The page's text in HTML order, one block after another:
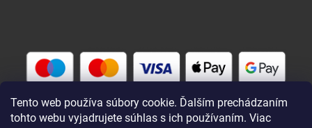
Tento web používa súbory cookie. Ďalším prechádzaním
tohto webu vyjadrujete súhlas s ich používaním. Viac